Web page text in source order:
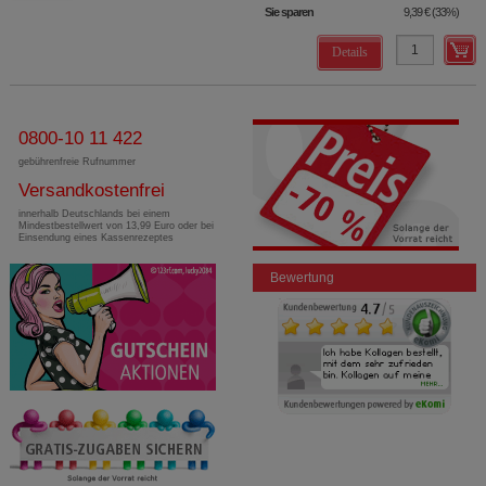
Sie sparen 9,39 € (33%)
Details
0800-10 11 422
gebührenfreie Rufnummer
Versandkostenfrei
innerhalb Deutschlands bei einem
Mindestbestellwert von 13,99 Euro oder bei
Einsendung eines Kassenrezeptes
Bewertung